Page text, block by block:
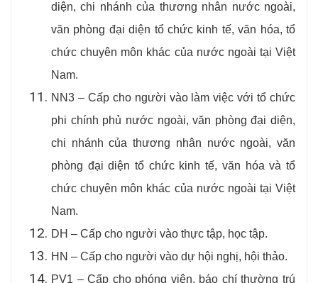
diện, chi nhánh của thương nhân nước ngoài,
văn phòng đại diện tổ chức kinh tế, văn hóa, tổ
chức chuyên môn khác của nước ngoài tại Việt
Nam.
NN3 – Cấp cho người vào làm việc với tổ chức
phi chính phủ nước ngoài, văn phòng đại diện,
chi nhánh của thương nhân nước ngoài, văn
phòng đại diện tổ chức kinh tế, văn hóa và tổ
chức chuyên môn khác của nước ngoài tại Việt
Nam.
DH – Cấp cho người vào thực tập, học tập.
HN – Cấp cho người vào dự hội nghị, hội thảo.
PV1 – Cấp cho phóng viên, báo chí thường trú